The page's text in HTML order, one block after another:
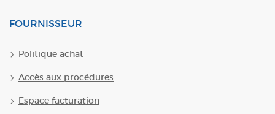
FOURNISSEUR
Politique achat
Accès aux procédures
Espace facturation